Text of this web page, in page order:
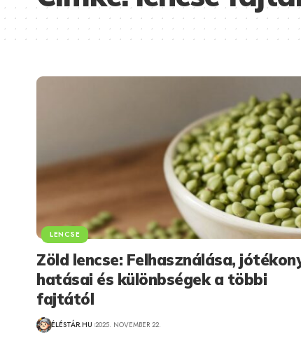
LENCSE
Zöld lencse: Felhasználása,
hatásai és különbségek a többi
fajtától
ÉLÉSTÁR.HU 2025. NOVEMBER 22.